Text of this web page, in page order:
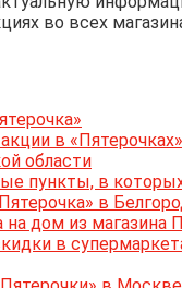
во всех
в
области
пункты, в
в
дом из магазина
в